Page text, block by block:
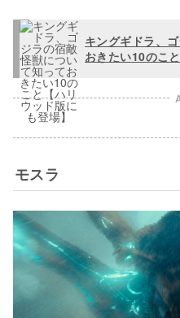
キングギドラ、
おきたい10のこ
モスラ